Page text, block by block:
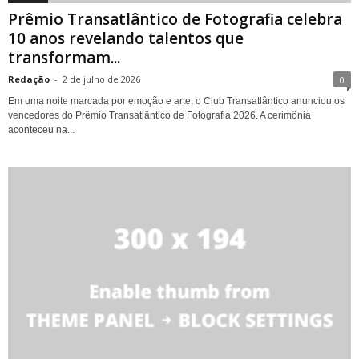
Prêmio Transatlântico de Fotografia celebra
10 anos revelando talentos que
transformam...
Redação - 2 de julho de 2026 0
Em uma noite marcada por emoção e arte, o Club Transatlântico anunciou os
vencedores do Prêmio Transatlântico de Fotografia 2026. A cerimônia
aconteceu na...